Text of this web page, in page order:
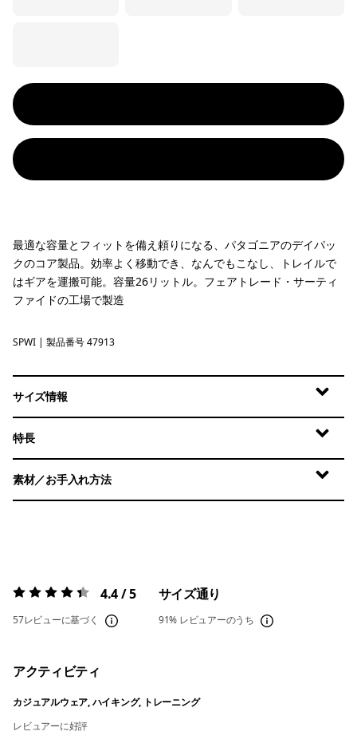
最適な容量とフィットを備え頼りになる、パタゴニアのデイパッ
クのコア製品。効率よく移動でき、なんでもこなし、トレイルで
はギアを運搬可能。容量26リットル。フェアトレード・サーティ
ファイドの工場で製造
Splashing Seas: Wing Grey
SPWI | 製品番号 47913
サイズ情報
特長
素材／お手入れ方法
評価:4.4 / 5 4.4 / 5
57レビューに基づく
サイズ通り
91% レビュアーのうち
アクティビティ
カジュアルウェア, ハイキング, トレーニング
レビュアーに好評